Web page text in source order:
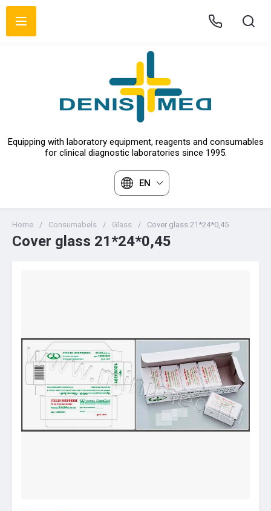
Equipping with laboratory equipment, reagents and consumables
for clinical diagnostic laboratories since 1995.
EN
Home / Consumabels / Glass / Cover glass 21*24*0,45
Cover glass 21*24*0,45